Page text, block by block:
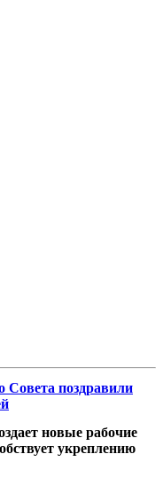
Совета поздравили
новые рабочие
укреплению